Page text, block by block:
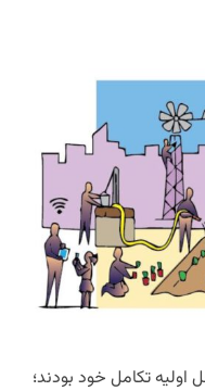
اولیه تکامل خود بودند؛